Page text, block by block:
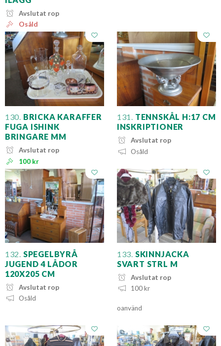
Avslutat rop
Osåld
130. BRICKA KARAFFER
FUGA ISHINK
BRINGARE MM
Avslutat rop
100 kr
131. TENNSKÅL H:17 CM
INSKRIPTIONER
Avslutat rop
Osåld
132. SPEGELBYRÅ
JUGEND 4 LÅDOR
120X205 CM
Avslutat rop
Osåld
133. SKINNJACKA
SVART STRL M
Avslutat rop
100 kr
oanvänd